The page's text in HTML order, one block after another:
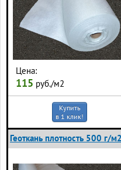
Цена:
115 руб./м2
Купить
в 1 клик!
Геоткань плотность 500 г/м2